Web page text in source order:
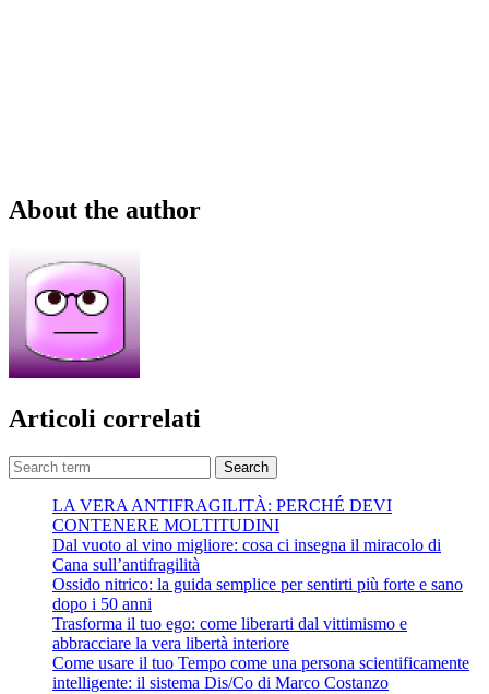
About the author
Articoli correlati
Search
LA VERA ANTIFRAGILITÀ: PERCHÉ DEVI
CONTENERE MOLTITUDINI
Dal vuoto al vino migliore: cosa ci insegna il miracolo di
Cana sull’antifragilità
Ossido nitrico: la guida semplice per sentirti più forte e sano
dopo i 50 anni
Trasforma il tuo ego: come liberarti dal vittimismo e
abbracciare la vera libertà interiore
Come usare il tuo Tempo come una persona scientificamente
intelligente: il sistema Dis/Co di Marco Costanzo